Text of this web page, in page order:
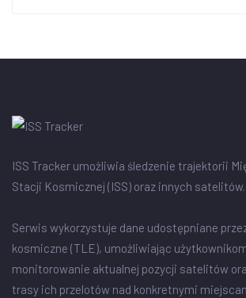
ISS Tracker umożliwia śledzenie trajektorii
Stacji Kosmicznej (ISS) oraz innych satelitów.
Serwis wykorzystuje dane udostępniane
kosmiczne (TLE), umożliwiając
monitorowanie aktualnej pozycji satelitów
trasy ich przelotów nad konkretnymi